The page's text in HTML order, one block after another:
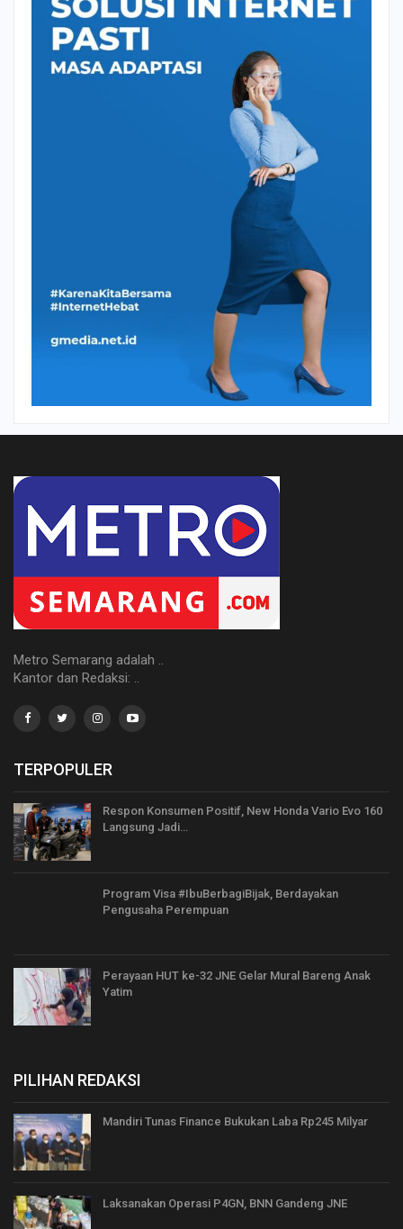
Metro Semarang adalah ..
Kantor dan Redaksi: ..
TERPOPULER
Respon Konsumen Positif, New Honda Vario Evo 160
Langsung Jadi…
Program Visa #IbuBerbagiBijak, Berdayakan
Pengusaha Perempuan
Perayaan HUT ke-32 JNE Gelar Mural Bareng Anak
Yatim
PILIHAN REDAKSI
Mandiri Tunas Finance Bukukan Laba Rp245 Milyar
Laksanakan Operasi P4GN, BNN Gandeng JNE